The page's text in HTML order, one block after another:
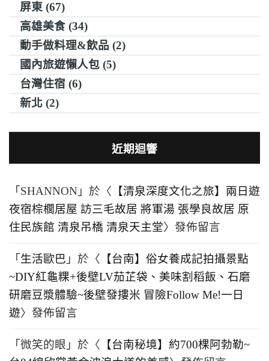
屏東 (67)
高雄美食 (34)
動手做料理&飲品 (2)
國內旅遊懶人包 (5)
台灣住宿 (6)
新北 (2)
近期迴響
「 SHANNON 」於〈 【清泉深度文化之旅】兩日遊
夜宿棕櫚居屋 訪三毛故居 將軍湯 張學良故居 原
住民族館 清泉吊橋 清泉天主堂〉發佈留言
「 生活歐巴 」於〈 【台南】俗女養成記拍攝景點
~DIY紅龜粿+後壁LV茄芷袋、美味割稻飯、石磨
研磨豆漿體驗~後壁發摟米 冒險Follow Me!一日
遊〉發佈留言
「 微笑的眼 」於〈 【台南秘境】約700棵阿勃勒~